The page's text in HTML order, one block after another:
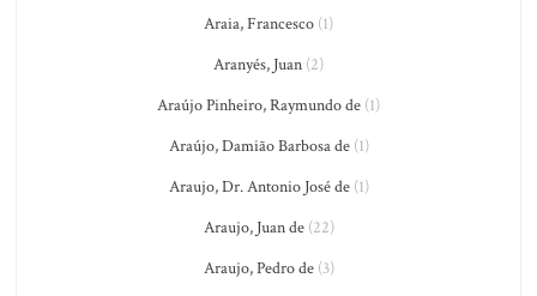
Araia, Francesco (1)
Aranyés, Juan (2)
Araújo Pinheiro, Raymundo de (1)
Araújo, Damião Barbosa de(1)
Araujo, Dr. Antonio José de(1)
Araujo, Juan de(22)
Araujo, Pedro de(3)